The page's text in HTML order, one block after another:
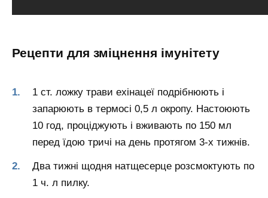
Рецепти для зміцнення імунітету
1 ст. ложку трави ехінацеї подрібнюють і
запарюють в термосі 0,5 л окропу. Настоюють
10 год, проціджують і вживають по 150 мл
перед їдою тричі на день протягом 3-х тижнів.
Два тижні щодня натщесерце розсмоктують по
1 ч. л пилку.